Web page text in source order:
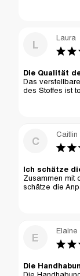
L
Laura
Die Qualität
Das
des Stoffes ist
C
Caitlin
Ich schätze
Zusammen mit
schätze die
E
Elaine
Die